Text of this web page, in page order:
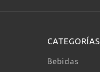
CATEGORÍAS
Bebidas